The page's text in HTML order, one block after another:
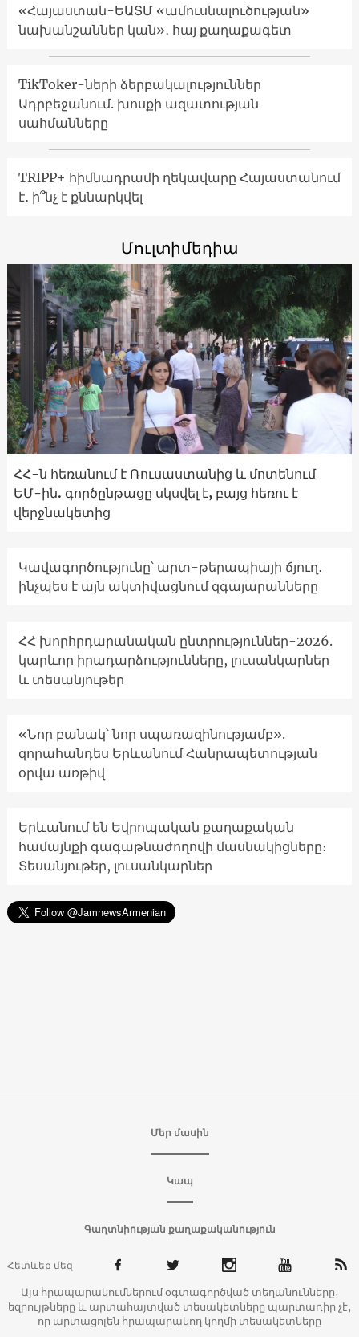
«Հայաստան-ԵԱՏՄ «ամուսնալուծության»
նախանշաններ կան»․ հայ քաղաքագետ
TikToker-ների ձերբակալություններ
Ադրբեջանում. խոսքի ազատության
սահմանները
TRIPP+ հիմնադրամի ղեկավարը Հայաստանում
է․ ի՞նչ է քննարկվել
Մուլտիմեդիա
ՀՀ-ն հեռանում է Ռուսաստանից և մոտենում
ԵՄ-ին. գործընթացը սկսվել է, բայց հեռու է
վերջնակետից
Կավագործությունը՝ արտ-թերապիայի ճյուղ․
ինչպես է այն ակտիվացնում զգայարանները
ՀՀ խորհրդարանական ընտրություններ-2026.
կարևոր իրադարձությունները, լուսանկարներ
և տեսանյութեր
«Նոր բանակ՝ նոր սպառազինությամբ».
զորահանդես Երևանում Հանրապետության
օրվա առթիվ
Երևանում են Եվրոպական քաղաքական
համայնքի գագաթնաժողովի մասնակիցները։
Տեսանյութեր, լուսանկարներ
Մեր մասին
Կապ
Գաղտնիության քաղաքականություն
Հետևեք մեզ
Այս հրապարակումներում օգտագործված տեղանունները,
եզրույթները և արտահայտված տեսակետները պարտադիր չէ,
որ արտացոլեն հրապարակող կողմի տեսակետները